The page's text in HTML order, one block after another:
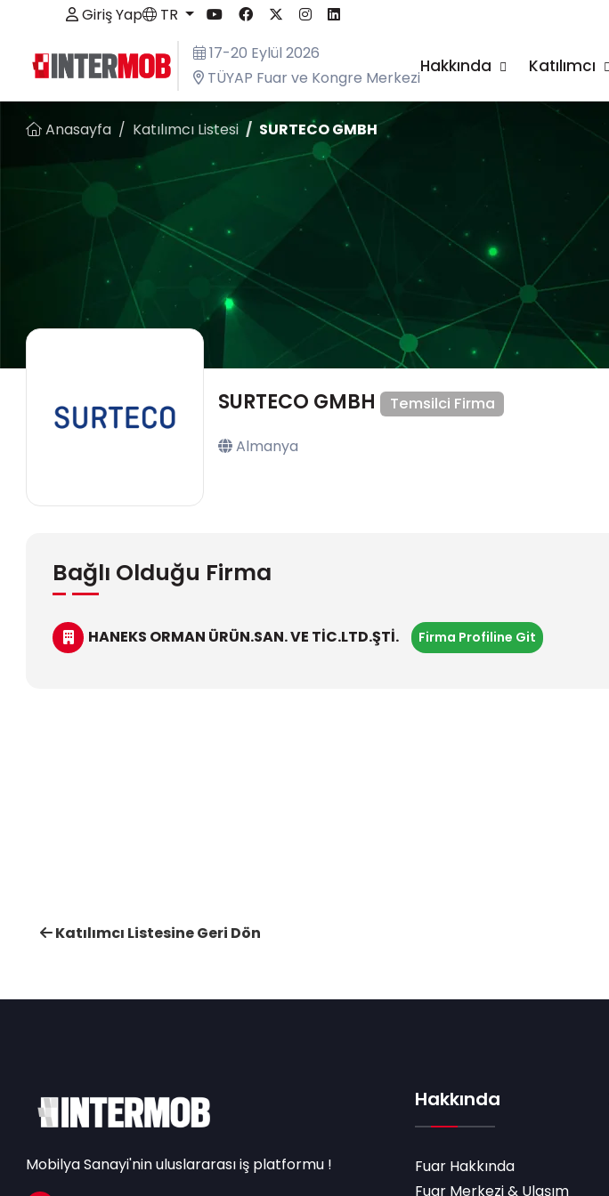
Giriş Yap
TR
17-20 Eylül 2026
TÜYAP Fuar ve Kongre Merkezi
Hakkında Katılımcı
Anasayfa Katılımcı Listesi SURTECO GMBH
SURTECO GMBH Temsilci Firma
Almanya
Bağlı Olduğu Firma
HANEKS ORMAN ÜRÜN.SAN. VE TİC.LTD.ŞTİ. Firma Profiline Git
Katılımcı Listesine Geri Dön
Mobilya Sanayi'nin uluslararası iş platformu !
Hakkında
Fuar Hakkında
Fuar Merkezi & Ulaşım